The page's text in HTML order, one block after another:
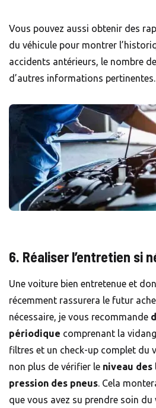
Vous pouvez aussi obtenir des
du véhicule pour montrer
accidents antérieurs, le nombre
d’autres informations pertinentes.
6. Réaliser l’entretien si
Une voiture bien entretenue et
récemment rassurera le futur
nécessaire, je vous recommande
périodique comprenant la
filtres et un check-up complet du
non plus de vérifier le niveau
pression des pneus. Cela
que vous avez su prendre soin du